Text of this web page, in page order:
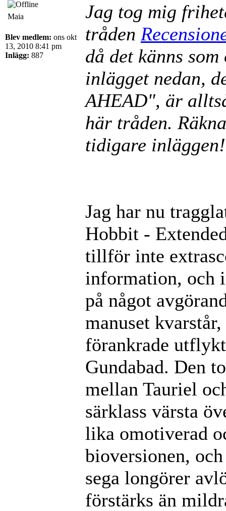
Maia
Blev medlem: ons okt
13, 2010 8:41 pm
Inlägg: 887
Jag tog mig
tråden
då det känns
inlägget nedan,
AHEAD", är
här tråden.
tidigare
Jag har nu
Hobbit -
tillför inte
information, och
på något
manuset
förankrade
Gundabad. Den
mellan Tauriel
särklass värsta
lika omotiverad
bioversionen,
sega longörer
förstärks än